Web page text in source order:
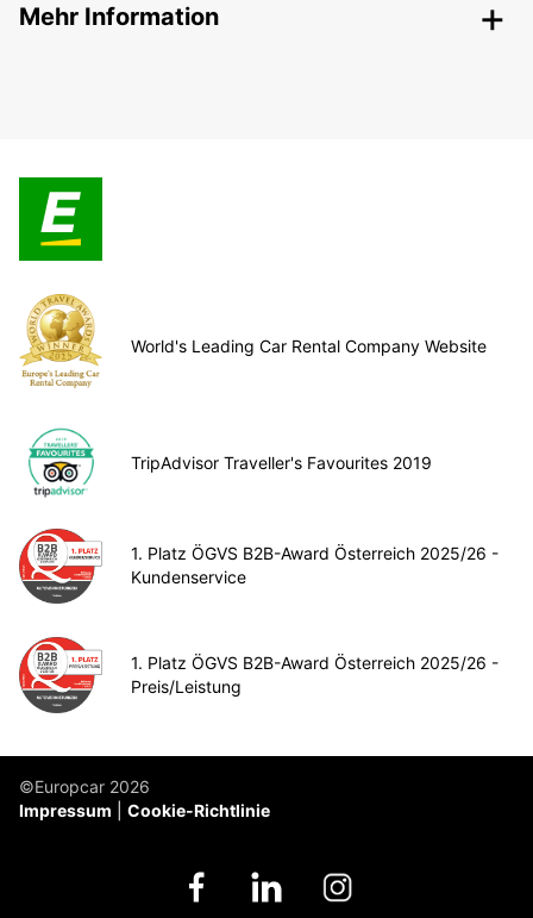
Mehr Information
World's Leading Car Rental Company Website
TripAdvisor Traveller's Favourites 2019
1. Platz ÖGVS B2B-Award Österreich 2025/26 -
Kundenservice
1. Platz ÖGVS B2B-Award Österreich 2025/26 -
Preis/Leistung
©Europcar 2026
Impressum
Cookie-Richtlinie